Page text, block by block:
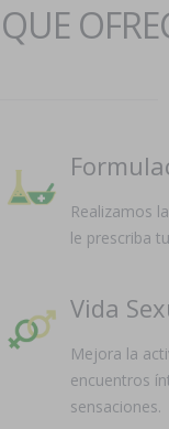
Realizamos
le prescriba
Vida
Mejora la
encuentros
sensaciones.